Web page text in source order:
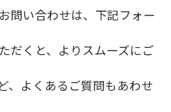
問い合わせは、下記フォー
だくと、よりスムーズにご
よくあるご質問もあわせ